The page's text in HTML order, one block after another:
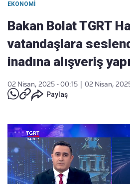
EKONOMI
Bakan Bolat TGRT
vatandaşlara
inadına alışveriş
02 Nisan, 2025 - 00:15
02 Nisan,
Paylaş